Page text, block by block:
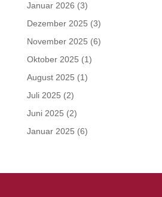
Januar 2026 (3)
Dezember 2025 (3)
November 2025 (6)
Oktober 2025 (1)
August 2025 (1)
Juli 2025 (2)
Juni 2025 (2)
Januar 2025 (6)